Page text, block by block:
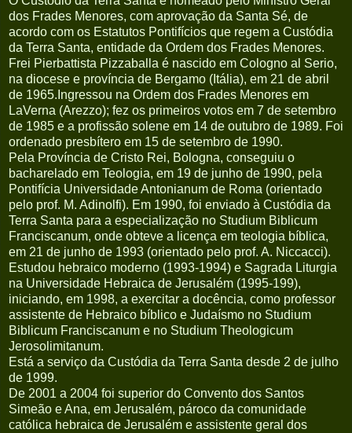
dos Frades Menores, com aprovação da Santa Sé, de
acordo com os Estatutos Pontifícios que regem a Custódia
da Terra Santa, entidade da Ordem dos Frades Menores.
Frei Pierbattista Pizzaballa é nascido em Cologno al Serio,
na diocese e província de Bergamo (Itália), em 21 de abril
de 1965.Ingressou na Ordem dos Frades Menores em
LaVerna (Arezzo); fez os primeiros votos em 7 de setembro
de 1985 e a profissão solene em 14 de outubro de 1989. Foi
ordenado presbítero em 15 de setembro de 1990.
Pela Província de Cristo Rei, Bologna, conseguiu o
bacharelado em Teologia, em 19 de junho de 1990, pela
Pontifícia Universidade Antonianum de Roma (orientado
pelo prof. M. Adinolfi). Em 1990, foi enviado à Custódia da
Terra Santa para a especialização no Studium Biblicum
Franciscanum, onde obteve a licença em teologia bíblica,
em 21 de junho de 1993 (orientado pelo prof. A. Niccacci).
Estudou hebraico moderno (1993-1994) e Sagrada Liturgia
na Universidade Hebraica de Jerusalém (1995-199),
iniciando, em 1998, a exercitar a docência, como professor
assistente de Hebraico bíblico e Judaísmo no Studium
Biblicum Franciscanum e no Studium Theologicum
Jerosolimitanum.
Está a serviço da Custódia da Terra Santa desde 2 de julho
de 1999.
De 2001 a 2004 foi superior do Convento dos Santos
Simeão e Ana, em Jerusalém, pároco da comunidade
católica hebraica de Jerusalém e assistente geral dos